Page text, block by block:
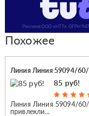
Похожее
Линия Линия 59094/
85 руб!
Линия Линия 59094/
привлекли...